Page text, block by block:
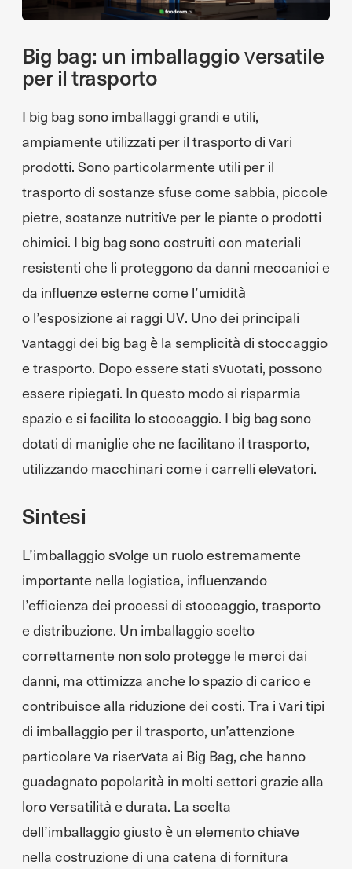
Big bag: un imballaggio versatile
per il trasporto
I big bag sono imballaggi grandi e utili,
ampiamente utilizzati per il trasporto di vari
prodotti. Sono particolarmente utili per il
trasporto di sostanze sfuse come sabbia, piccole
pietre, sostanze nutritive per le piante o prodotti
chimici. I big bag sono costruiti con materiali
resistenti che li proteggono da danni meccanici e
da influenze esterne come l’umidità
o l’esposizione ai raggi UV. Uno dei principali
vantaggi dei big bag è la semplicità di stoccaggio
e trasporto. Dopo essere stati svuotati, possono
essere ripiegati. In questo modo si risparmia
spazio e si facilita lo stoccaggio. I big bag sono
dotati di maniglie che ne facilitano il trasporto,
utilizzando macchinari come i carrelli elevatori.
Sintesi
L’imballaggio svolge un ruolo estremamente
importante nella logistica, influenzando
l’efficienza dei processi di stoccaggio, trasporto
e distribuzione. Un imballaggio scelto
correttamente non solo protegge le merci dai
danni, ma ottimizza anche lo spazio di carico e
contribuisce alla riduzione dei costi. Tra i vari tipi
di imballaggio per il trasporto, un’attenzione
particolare va riservata ai Big Bag, che hanno
guadagnato popolarità in molti settori grazie alla
loro versatilità e durata. La scelta
dell’imballaggio giusto è un elemento chiave
nella costruzione di una catena di fornitura